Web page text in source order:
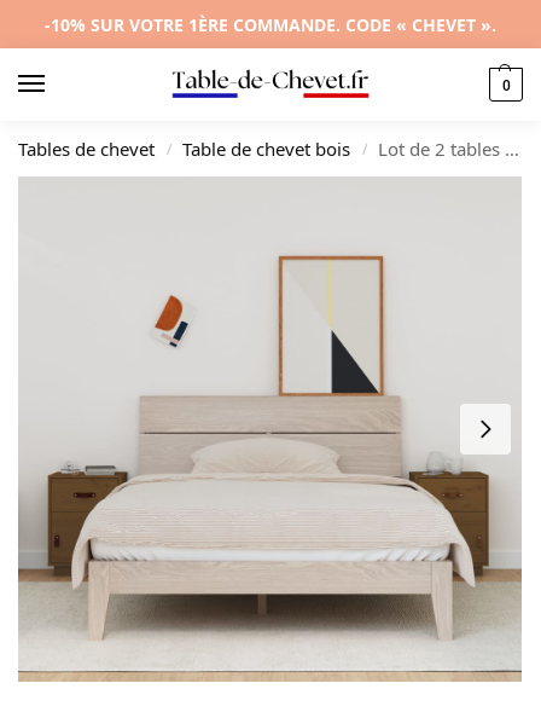
-10% SUR VOTRE 1ÈRE COMMANDE. CODE « CHEVET ».
0
Tables de chevet / Table de chevet bois / Lot de 2 tables de nuit pin marron rustique étagère ouverte, 40x34x55cm